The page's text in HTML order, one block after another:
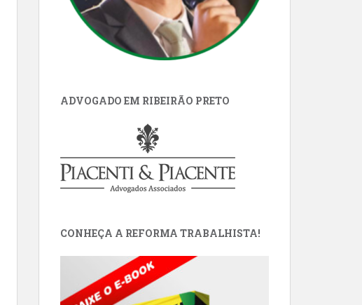
ADVOGADO EM RIBEIRÃO PRETO
CONHEÇA A REFORMA TRABALHISTA!